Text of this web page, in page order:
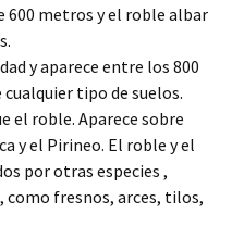
600 metros y el roble albar
y aparece entre los 800
cualquier tipo de suelos.
el roble. Aparece sobre
y el Pirineo. El roble y el
por otras especies ,
como fresnos, arces, tilos,